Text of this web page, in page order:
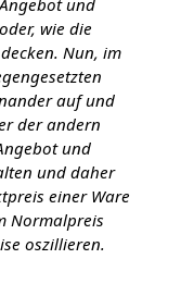
und
wie die
Nun, im
auf und
der andern
und
und daher
einer Ware
Normalpreis
oszillieren.